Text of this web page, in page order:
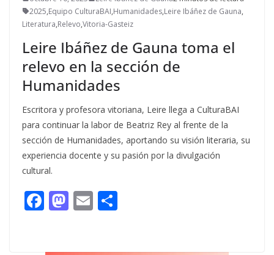
2025,Equipo CulturaBAI,Humanidades,Leire Ibáñez de Gauna,
Literatura,Relevo,Vitoria-Gasteiz
Leire Ibáñez de Gauna toma el
relevo en la sección de
Humanidades
Escritora y profesora vitoriana, Leire llega a CulturaBAI
para continuar la labor de Beatriz Rey al frente de la
sección de Humanidades, aportando su visión literaria, su
experiencia docente y su pasión por la divulgación
cultural.
F M E